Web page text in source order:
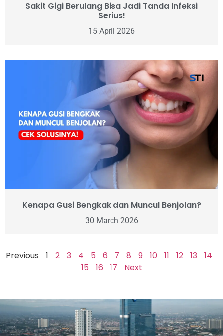
Sakit Gigi Berulang Bisa Jadi Tanda Infeksi
Serius!
15 April 2026
Kenapa Gusi Bengkak dan Muncul Benjolan?
30 March 2026
Previous 1 2 3 4 5 6 7 8 9 10 11 12 13
14
15
16 17 Next